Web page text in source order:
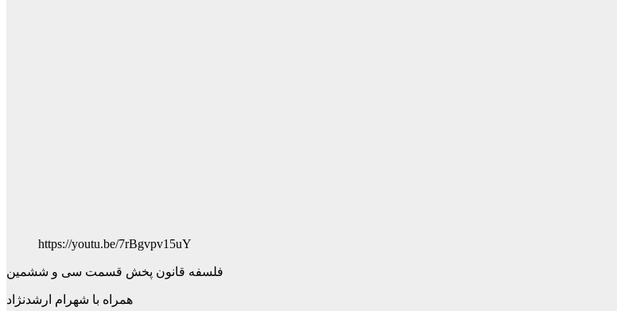
https://youtu.be/7rBgvpv15uY
فلسفه قانون پخش قسمت سی و ششمین
همراه با شهرام ارشدنژاد